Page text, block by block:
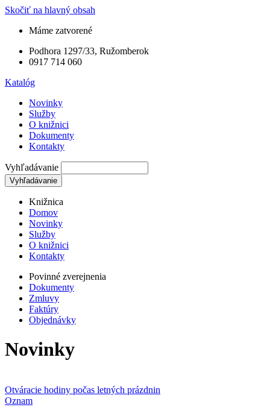
Skočiť na hlavný obsah
Máme zatvorené
Podhora 1297/33, Ružomberok
0917 714 060
Katalóg
Novinky
Služby
O knižnici
Dokumenty
Kontakty
Vyhľadávanie
Knižnica
Domov
Novinky
Služby
O knižnici
Kontakty
Povinné zverejnenia
Dokumenty
Zmluvy
Faktúry
Objednávky
Novinky
Otváracie hodiny počas letných prázdnin
Oznam